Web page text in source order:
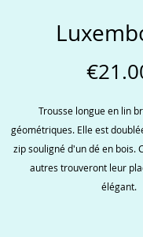
Trousse longue en lin
géométriques. Elle est
zip souligné d'un dé en bois.
autres trouveront leur
élégant.